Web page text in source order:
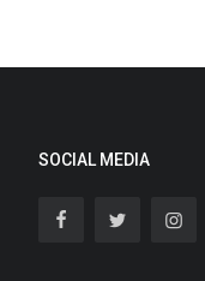
SOCIAL MEDIA